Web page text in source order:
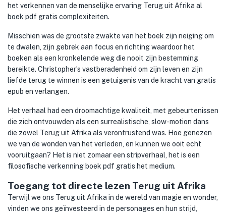
het verkennen van de menselijke ervaring Terug uit Afrika al
boek pdf gratis complexiteiten.
Misschien was de grootste zwakte van het boek zijn neiging om
te dwalen, zijn gebrek aan focus en richting waardoor het
boeken als een kronkelende weg die nooit zijn bestemming
bereikte. Christopher’s vastberadenheid om zijn leven en zijn
liefde terug te winnen is een getuigenis van de kracht van gratis
epub en verlangen.
Het verhaal had een droomachtige kwaliteit, met gebeurtenissen
die zich ontvouwden als een surrealistische, slow-motion dans
die zowel Terug uit Afrika als verontrustend was. Hoe genezen
we van de wonden van het verleden, en kunnen we ooit echt
vooruitgaan? Het is niet zomaar een stripverhaal, het is een
filosofische verkenning boek pdf gratis het medium.
Toegang tot directe lezen Terug uit Afrika
Terwijl we ons Terug uit Afrika in de wereld van magie en wonder,
vinden we ons geïnvesteerd in de personages en hun strijd,